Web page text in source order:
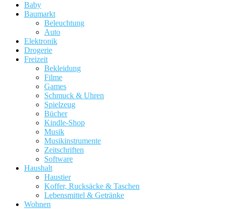
Baby
Baumarkt
Beleuchtung
Auto
Elektronik
Drogerie
Freizeit
Bekleidung
Filme
Games
Schmuck & Uhren
Spielzeug
Bücher
Kindle-Shop
Musik
Musikinstrumente
Zeitschriften
Software
Haushalt
Haustier
Koffer, Rucksäcke & Taschen
Lebensmittel & Getränke
Wohnen